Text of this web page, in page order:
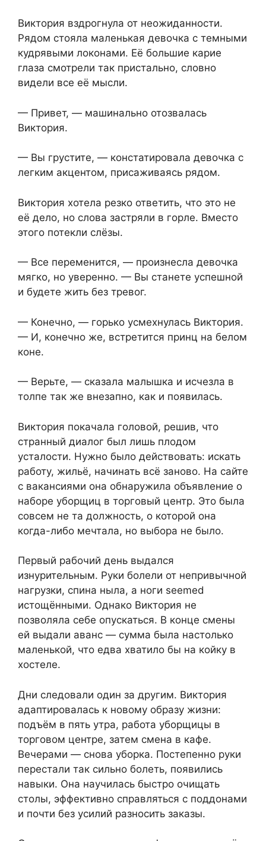
Виктория вздрогнула от неожиданности.
Рядом стояла маленькая девочка с темными
кудрявыми локонами. Её большие карие
глаза смотрели так пристально, словно
видели все её мысли.
— Привет, — машинально отозвалась
Виктория.
— Вы грустите, — констатировала девочка с
легким акцентом, присаживаясь рядом.
Виктория хотела резко ответить, что это не
её дело, но слова застряли в горле. Вместо
этого потекли слёзы.
— Все переменится, — произнесла девочка
мягко, но уверенно. — Вы станете успешной
и будете жить без тревог.
— Конечно, — горько усмехнулась Виктория.
— И, конечно же, встретится принц на белом
коне.
— Верьте, — сказала малышка и исчезла в
толпе так же внезапно, как и появилась.
Виктория покачала головой, решив, что
странный диалог был лишь плодом
усталости. Нужно было действовать: искать
работу, жильё, начинать всё заново. На сайте
с вакансиями она обнаружила объявление о
наборе уборщиц в торговый центр. Это была
совсем не та должность, о которой она
когда-либо мечтала, но выбора не было.
Первый рабочий день выдался
изнурительным. Руки болели от непривычной
нагрузки, спина ныла, а ноги seemed
истощёнными. Однако Виктория не
позволяла себе опускаться. В конце смены
ей выдали аванс — сумма была настолько
маленькой, что едва хватило бы на койку в
хостеле.
Дни следовали один за другим. Виктория
адаптировалась к новому образу жизни:
подъём в пять утра, работа уборщицы в
торговом центре, затем смена в кафе.
Вечерами — снова уборка. Постепенно руки
перестали так сильно болеть, появились
навыки. Она научилась быстро очищать
столы, эффективно справляться с поддонами
и почти без усилий разносить заказы.